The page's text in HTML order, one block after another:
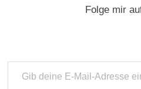
Folge mir
deine